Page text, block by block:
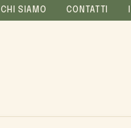
CHI SIAMO CONTATTI